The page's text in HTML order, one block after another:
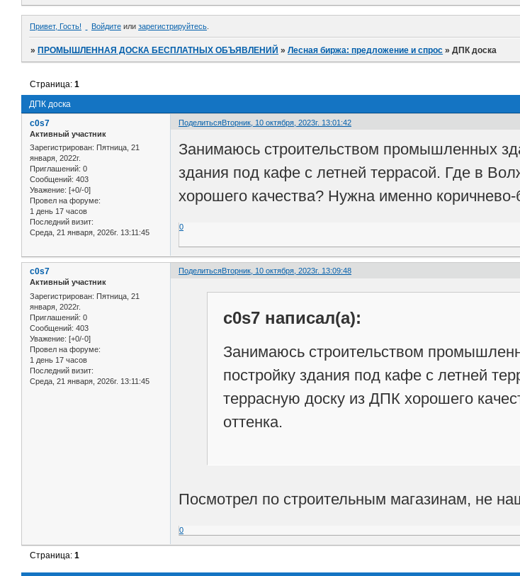
Привет, Гость! Войдите или зарегистрируйтесь
»ПРОМЫШЛЕННАЯ ДОСКА БЕСПЛАТНЫХ ОБЪЯВЛЕНИЙ »Лесная биржа: предложение и спрос »ДПК доска
ДПК доска
Страница:1
ПоделитьсяВторник, 10 октября, 2023г. 13:01:42
c0s7
Активный участник
Зарегистрирован: Пятница, 21
января, 2022г.
Приглашений: 0
Сообщений: 403
Уважение: [+0/-0]
Провел на форуме:
1 день 17 часов
Последний визит:
Среда, 21 января, 2026г. 13:11:45
Занимаюсь строительством промышленных
здания под кафе с летней террасой. Где в
хорошего качества? Нужна именно коричнево-
0
ПоделитьсяВторник, 10 октября, 2023г. 13:09:48
c0s7
Активный участник
Зарегистрирован: Пятница, 21
января, 2022г.
Приглашений: 0
Сообщений: 403
Уважение: [+0/-0]
Провел на форуме:
1 день 17 часов
Последний визит:
Среда, 21 января, 2026г. 13:11:45
c0s7 написал(а):
Занимаюсь строительством
постройку здания под кафе с летней
террасную доску из ДПК хорошего
оттенка.
Посмотрел по строительным магазинам, не
0
Страница:1